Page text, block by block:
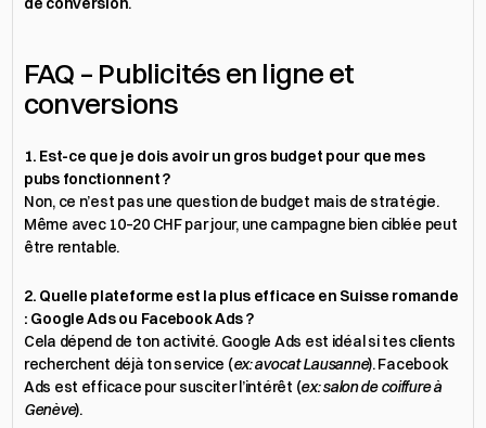
FAQ – Publicités en ligne et
conversions
1. Est-ce que je dois avoir un gros budget pour que mes
pubs fonctionnent ?
Non, ce n’est pas une question de budget mais de stratégie.
Même avec 10–20 CHF par jour, une campagne bien ciblée peut
être rentable.
2. Quelle plateforme est la plus efficace en Suisse romande
: Google Ads ou Facebook Ads ?
Cela dépend de ton activité. Google Ads est idéal si tes clients
recherchent déjà ton service (ex: avocat Lausanne). Facebook
Ads est efficace pour susciter l’intérêt (ex: salon de coiffure à
Genève).